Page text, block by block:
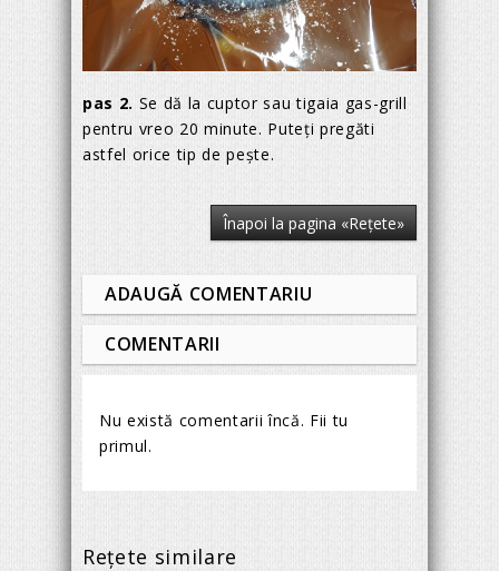
pas 2. Se dă la cuptor sau tigaia gas-grill
pentru vreo 20 minute. Puteţi pregăti
astfel orice tip de peşte.
Înapoi la pagina «Reţete»
ADAUGĂ COMENTARIU
COMENTARII
Nu există comentarii încă. Fii tu
primul.
Reţete similare